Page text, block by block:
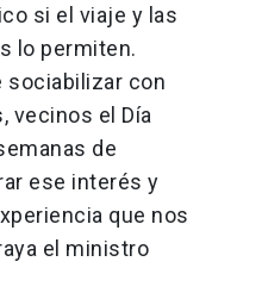
si el viaje y las
lo permiten.
sociabilizar con
vecinos el Día
de
ese interés y
que nos
el ministro